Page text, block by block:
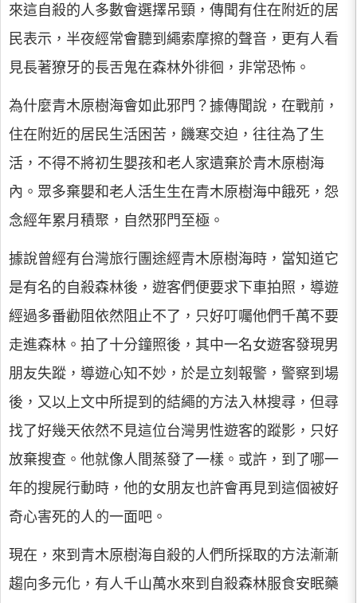
來這自殺的人多數會選擇吊頸，傳聞有住在附近的居
民表示，半夜經常會聽到繩索摩擦的聲音，更有人看
見長著獠牙的長舌鬼在森林外徘徊，非常恐怖。
為什麼青木原樹海會如此邪門？據傳聞說，在戰前，
住在附近的居民生活困苦，饑寒交迫，往往為了生
活，不得不將初生嬰孩和老人家遺棄於青木原樹海
內。眾多棄嬰和老人活生生在青木原樹海中餓死，怨
念經年累月積聚，自然邪門至極。
據說曾經有台灣旅行團途經青木原樹海時，當知道它
是有名的自殺森林後，遊客們便要求下車拍照，導遊
經過多番勸阻依然阻止不了，只好叮囑他們千萬不要
走進森林。拍了十分鐘照後，其中一名女遊客發現男
朋友失蹤，導遊心知不妙，於是立刻報警，警察到場
後，又以上文中所提到的結繩的方法入林搜尋，但尋
找了好幾天依然不見這位台灣男性遊客的蹤影，只好
放棄搜查。他就像人間蒸發了一樣。或許，到了哪一
年的搜屍行動時，他的女朋友也許會再見到這個被好
奇心害死的人的一面吧。
現在，來到青木原樹海自殺的人們所採取的方法漸漸
趨向多元化，有人千山萬水來到自殺森林服食安眠藥